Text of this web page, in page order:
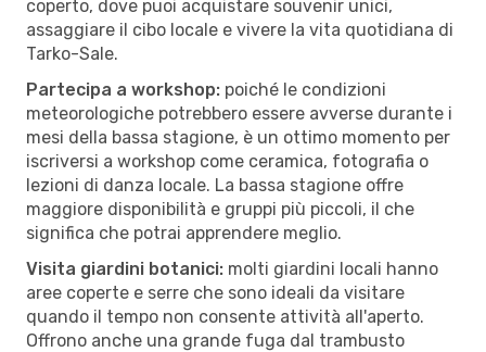
coperto, dove puoi acquistare souvenir unici,
assaggiare il cibo locale e vivere la vita quotidiana di
Tarko-Sale.
Partecipa a workshop: poiché le condizioni
meteorologiche potrebbero essere avverse durante i
mesi della bassa stagione, è un ottimo momento per
iscriversi a workshop come ceramica, fotografia o
lezioni di danza locale. La bassa stagione offre
maggiore disponibilità e gruppi più piccoli, il che
significa che potrai apprendere meglio.
Visita giardini botanici: molti giardini locali hanno
aree coperte e serre che sono ideali da visitare
quando il tempo non consente attività all'aperto.
Offrono anche una grande fuga dal trambusto